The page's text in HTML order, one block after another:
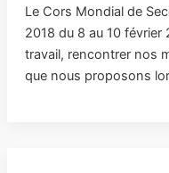
Le Cors Mondial de
2018 du 8 au 10
travail, rencontrer nos
que nous proposons